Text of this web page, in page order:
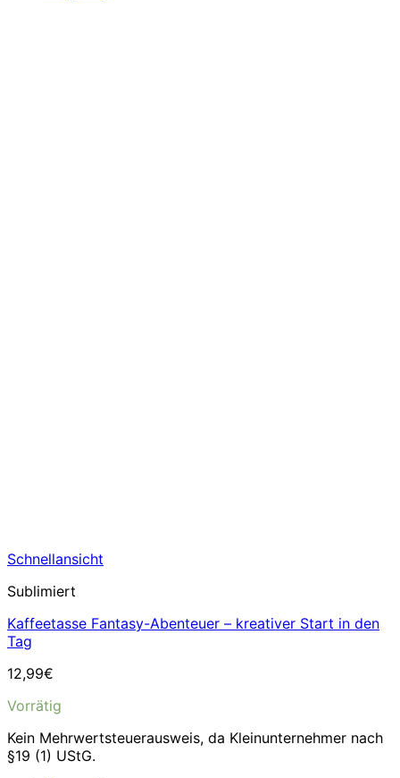
Schnellansicht
Sublimiert
Kaffeetasse Fantasy-Abenteuer – kreativer Start in den
Tag
12,99€
Vorrätig
Kein Mehrwertsteuerausweis, da Kleinunternehmer nach
§19 (1) UStG.